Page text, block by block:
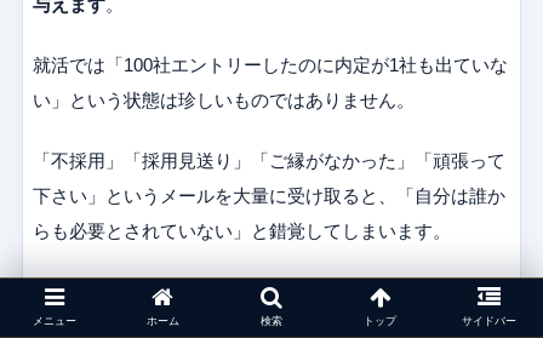
就活では「100社エントリーしたのに内定が1社も出ていな
い」という状態は珍しいものではありません。
「不採用」「採用見送り」「ご縁がなかった」「頑張って
下さい」というメールを大量に受け取ると、「自分は誰か
らも必要とされていない」と錯覚してしまいます。
そんな中、
「あなたとぜひ会いたいです」というスカウト
を受け取ると、気持ちがラクになり自分に自信もつきま
メニュー ホーム 検索 トップ サイドバー